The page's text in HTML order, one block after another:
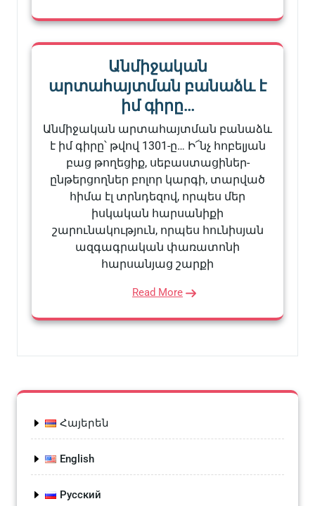
Անմիջական
արտահայտման բանաձև է
իմ գիրը…
Անմիջական արտահայտման բանաձև
է իմ գիրը՝ թվով 1301-ը… Ի՜նչ հոբելյան
բաց թողեցիք, սեբաստացիներ-
ընթերցողներ բոլոր կարգի, տարված
հիմա էլ տրնդեզով, որպես մեր
իսկական հարսանիքի
շարունակություն, որպես հունիսյան
ազգագրական փառատոնի
հարսանյաց շարքի
Read More
Հայերեն
English
Русский